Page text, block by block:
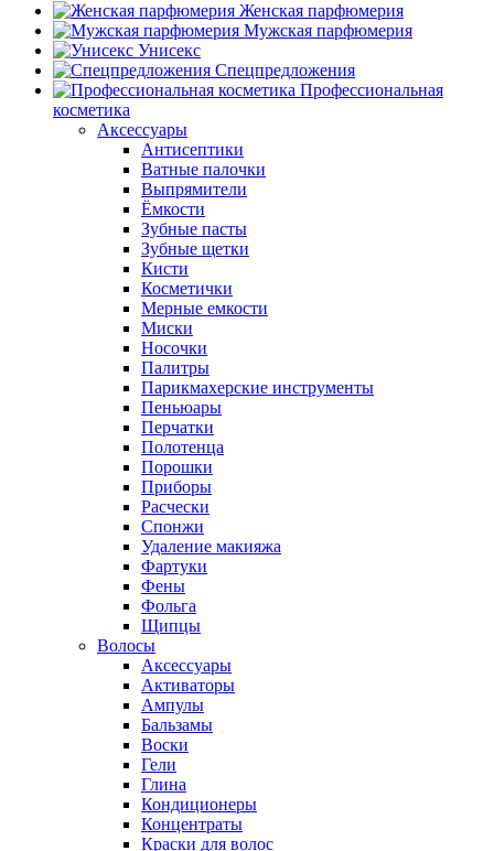
Женская парфюмерия
Мужская парфюмерия
Унисекс
Спецпредложения
Профессиональная
косметика
Аксессуары
Антисептики
Ватные палочки
Выпрямители
Ёмкости
Зубные пасты
Зубные щетки
Кисти
Косметички
Мерные емкости
Миски
Носочки
Палитры
Парикмахерские инструменты
Пеньюары
Перчатки
Полотенца
Порошки
Приборы
Расчески
Спонжи
Удаление макияжа
Фартуки
Фены
Фольга
Щипцы
Волосы
Аксессуары
Активаторы
Ампулы
Бальзамы
Воски
Гели
Глина
Кондиционеры
Концентраты
Краски для волос